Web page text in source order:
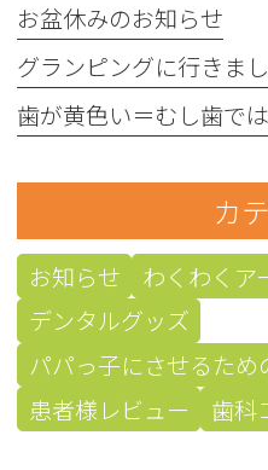
お盆休みのお知らせ
グランピングに行きま
カ
お知らせ わくわくア
デンタルグッズ
パパっ子にさせるため
患者様レビュー
歯科